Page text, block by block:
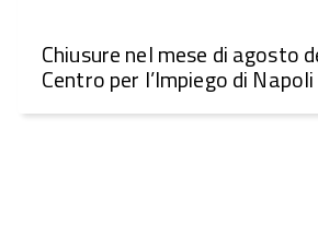
Chiusure nel mese di agosto
Centro per l’Impiego di